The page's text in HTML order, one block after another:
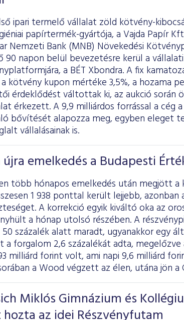
ipari termelő vállalat zöld kötvény-
papírtermék-gyártója, a Vajda Papír
Nemzeti Bank (MNB) Növekedési
90 napon belül bevezetésre kerül a
a BÉT Xbondra. A fix
kötvény kupon mértéke 3,5%, a hozama
érdeklődést váltottak ki, az aukció során
érkezett. A 9,9 milliárdos forrással a cég
bővítését alapozza meg, egyben eleget
vállalásainak is.
emelkedés a Budapesti
több hónapos emelkedés után megjött a
1 938 ponttal került lejjebb,
A korrekció egyik kiváltó oka az
a hónap utolsó részében. A
50 százalék alatt maradt, ugyanakkor egy
forgalom 2,6 százalékát adta,
milliárd forint volt, ami napi 9,6 milliárd
a Wood végzett az élen, utána jön a
Miklós Gimnázium és
az idei Részvényfutam